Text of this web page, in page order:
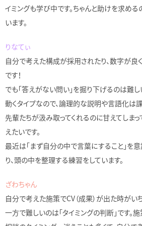
イミングも学び中です。ちゃんと助けを求め
います。
りなてぃ
自分で考えた構成が採用されたり、数字が良
です！
でも「答えがない問い」を掘り下げるのは難
動くタイプなので、論理的な説明や言語化は
先輩たちが汲み取ってくれるのに甘えてしまっ
えたいです。
最近は「まず自分の中で言葉にすること」を意
り、頭の中を整理する練習をしています。
ざわちゃん
自分で考えた施策でCV（成果）が出た時がい
一方で難しいのは「タイミングの判断」です。